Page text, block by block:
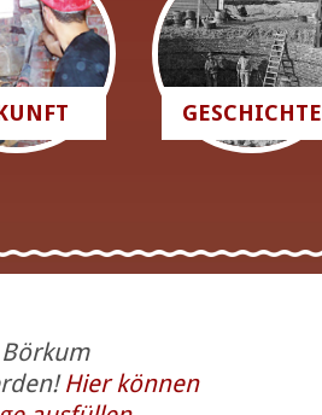
GESCHICHTE
Hier können